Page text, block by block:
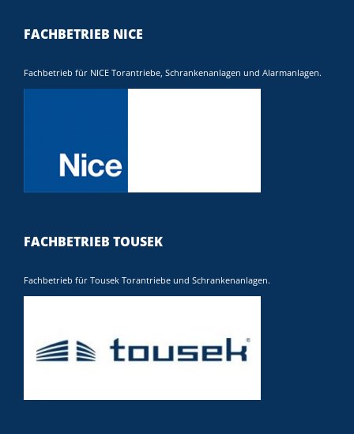
FACHBETRIEB NICE
Fachbetrieb für NICE Torantriebe, Schrankenanlagen und Alarmanlagen.
FACHBETRIEB TOUSEK
Fachbetrieb für Tousek Torantriebe und Schrankenanlagen.